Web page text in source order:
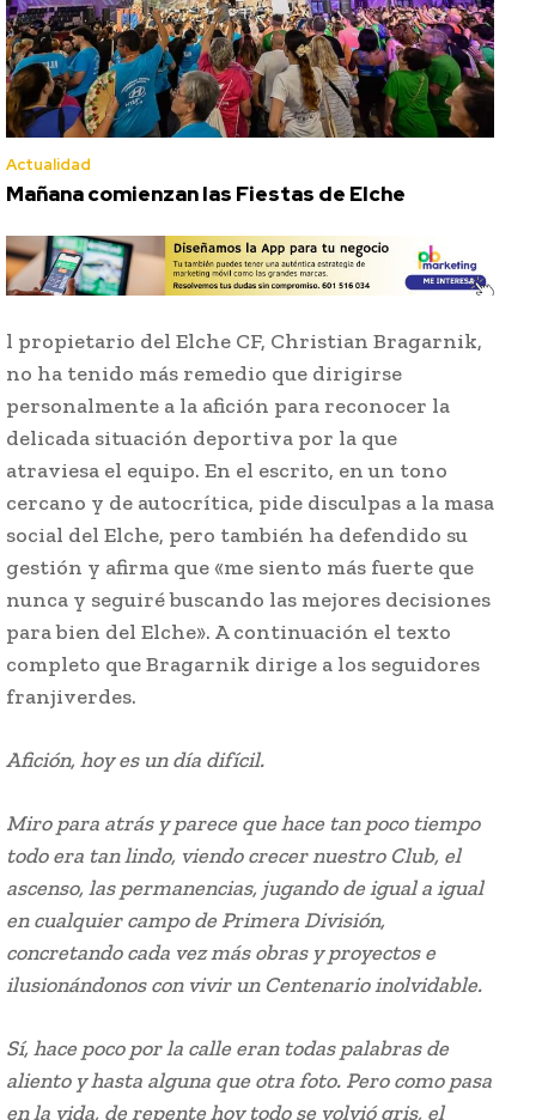
Actualidad
Mañana comienzan las Fiestas de Elche
l propietario del Elche CF, Christian Bragarnik,
no ha tenido más remedio que dirigirse
personalmente a la afición para reconocer la
delicada situación deportiva por la que
atraviesa el equipo. En el escrito, en un tono
cercano y de autocrítica, pide disculpas a la masa
social del Elche, pero también ha defendido su
gestión y afirma que «me siento más fuerte que
nunca y seguiré buscando las mejores decisiones
para bien del Elche». A continuación el texto
completo que Bragarnik dirige a los seguidores
franjiverdes.
Afición, hoy es un día difícil.
Miro para atrás y parece que hace tan poco tiempo
todo era tan lindo, viendo crecer nuestro Club, el
ascenso, las permanencias, jugando de igual a igual
en cualquier campo de Primera División,
concretando cada vez más obras y proyectos e
ilusionándonos con vivir un Centenario inolvidable.
Sí, hace poco por la calle eran todas palabras de
aliento y hasta alguna que otra foto. Pero como pasa
en la vida, de repente hoy todo se volvió gris, el